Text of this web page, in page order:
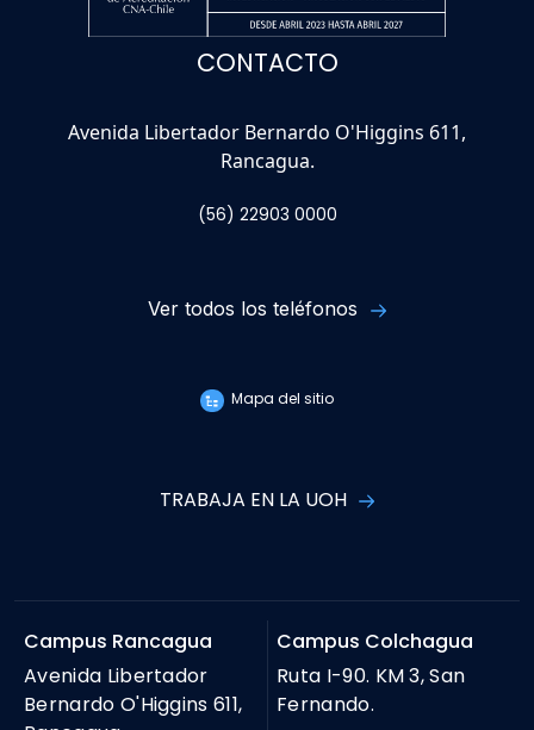
CONTACTO
Avenida Libertador Bernardo O'Higgins 611,
Rancagua.
(56) 22903 0000
Ver todos los teléfonos
Mapa del sitio
TRABAJA EN LA UOH
Campus Rancagua
Avenida Libertador
Bernardo O'Higgins 611,
Campus Colchagua
Ruta I-90. KM 3, San
Fernando.